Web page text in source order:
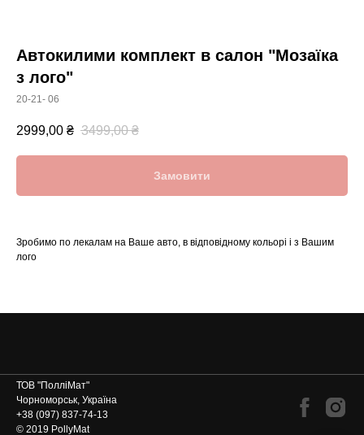
Автокилими комплект в салон "Мозаїка
з лого"
20-21- 06
2999,00 ₴ 3499,00 ₴
Замовити
Зробимо по лекалам на Ваше авто, в відповідному кольорі і з Вашим
лого
ТОВ "ПолліМат"
Чорноморськ, Україна
+38 (097) 837-74-13
© 2019 PollyMat